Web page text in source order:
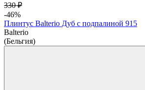
330 ₽
-46%
Плинтус Balterio Дуб с подпалиной 915
Balterio
(Бельгия)